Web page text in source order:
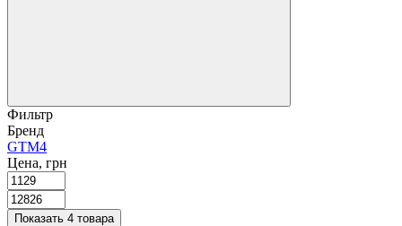
Фильтр
Бренд
GTM4
Цена, грн
Показать 4 товара